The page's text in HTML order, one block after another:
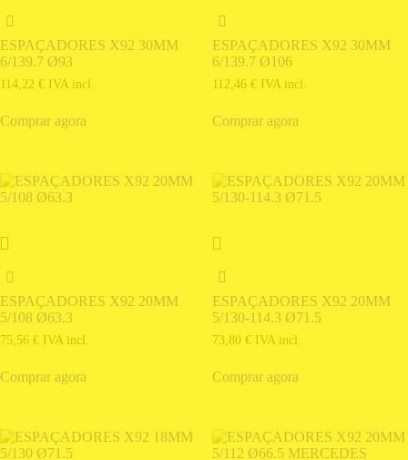
ESPAÇADORES X92 30MM
6/139.7 Ø93
114,22 € IVA incl.
Comprar agora
ESPAÇADORES X92 30MM
6/139.7 Ø106
112,46 € IVA incl.
Comprar agora
ESPAÇADORES X92 20MM
5/108 Ø63.3
75,56 € IVA incl.
Comprar agora
ESPAÇADORES X92 20MM
5/130-114.3 Ø71.5
73,80 € IVA incl.
Comprar agora